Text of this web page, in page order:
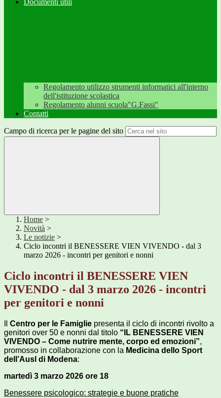
Documenti utili
Regolamento utilizzo strumenti informatici all'interno
dell'istituzione scolastica
Regolamento alunni scuola"G.Fassi"
Contatti
Campo di ricerca per le pagine del sito
Home >
Novità >
Le notizie >
Ciclo incontri il BENESSERE VIEN VIVENDO - dal 3
marzo 2026 - incontri per genitori e nonni
Ciclo incontri il BENESSERE VIEN
VIVENDO - dal 3 marzo 2026 - incontri
per genitori e nonni
Centro per le Famiglie presenta il ciclo di incontri rivolto a
genitori over 50 e nonni dal titolo “IL BENESSERE VIEN
VIVENDO – Come nutrire mente, corpo ed emozioni”,
promosso in collaborazione con la Medicina dello Sport
dell’Ausl di Modena:
martedì 3 marzo 2026 ore 18
Benessere psicologico: strategie e buone pratiche